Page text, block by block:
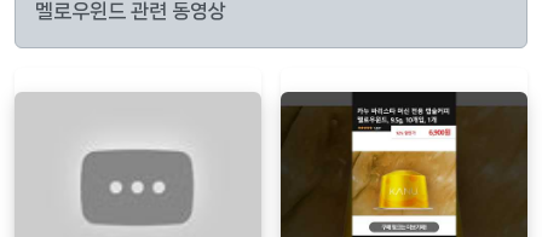
멜로우윈드 관련 동영상